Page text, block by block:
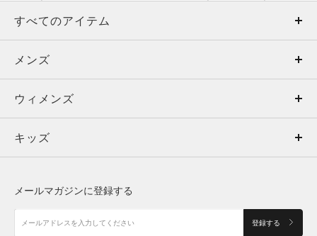
すべてのアイテム
メンズ
ウィメンズ
キッズ
アクセサリー
メンズ
トップス
ボトムス
アクセサリー
ウィメンズ
トップス
シューズ
キッズ
メールマガジンに登録する
登録する